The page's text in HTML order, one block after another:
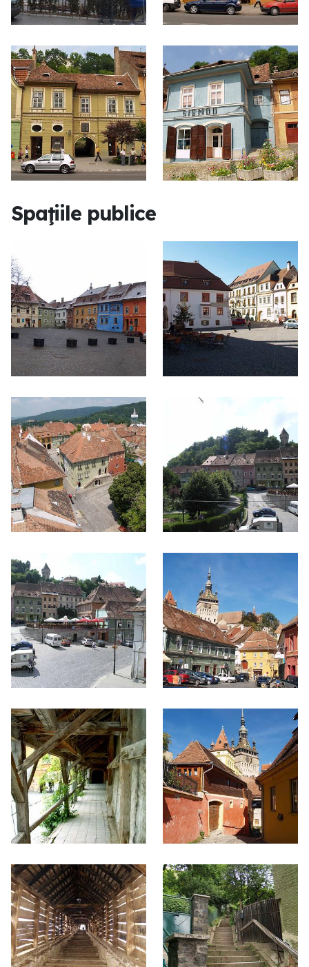
Spaţiile publice